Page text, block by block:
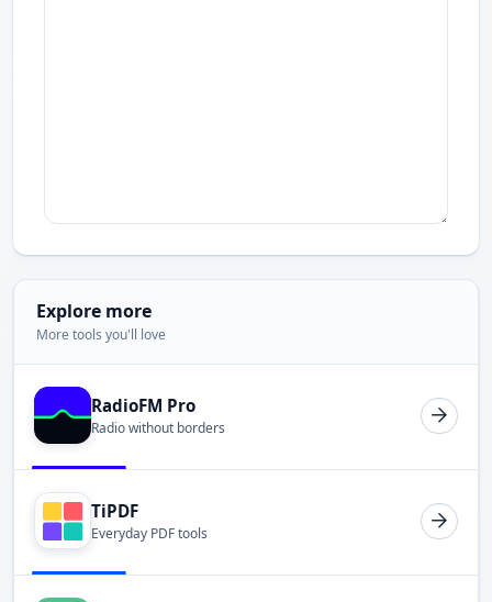
Explore more
More tools you'll love
RadioFM Pro
Radio without borders
TiPDF
Everyday PDF tools